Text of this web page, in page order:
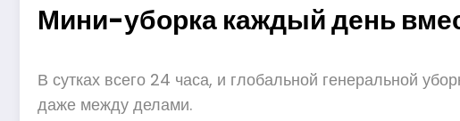
Мини-уборка каждый день
В сутках всего 24 часа, и глобальной генеральной
даже между делами.